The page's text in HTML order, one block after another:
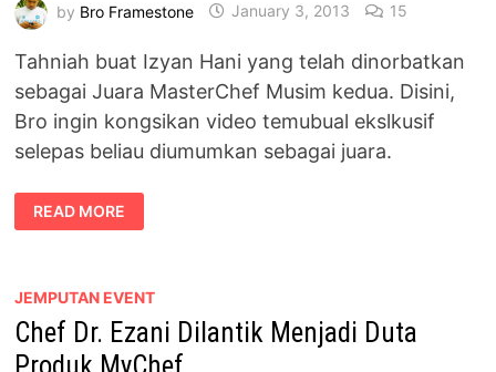
by Bro Framestone January 3, 2013 15
Tahniah buat Izyan Hani yang telah dinorbatkan
sebagai Juara MasterChef Musim kedua. Disini,
Bro ingin kongsikan video temubual ekslkusif
selepas beliau diumumkan sebagai juara.
TEMUBUAL
EKSKLUSIF
IZYAN
MUSIM
READ MORE
JEMPUTAN EVENT
Chef Dr. Ezani Dilantik Menjadi Duta
Produk MyChef